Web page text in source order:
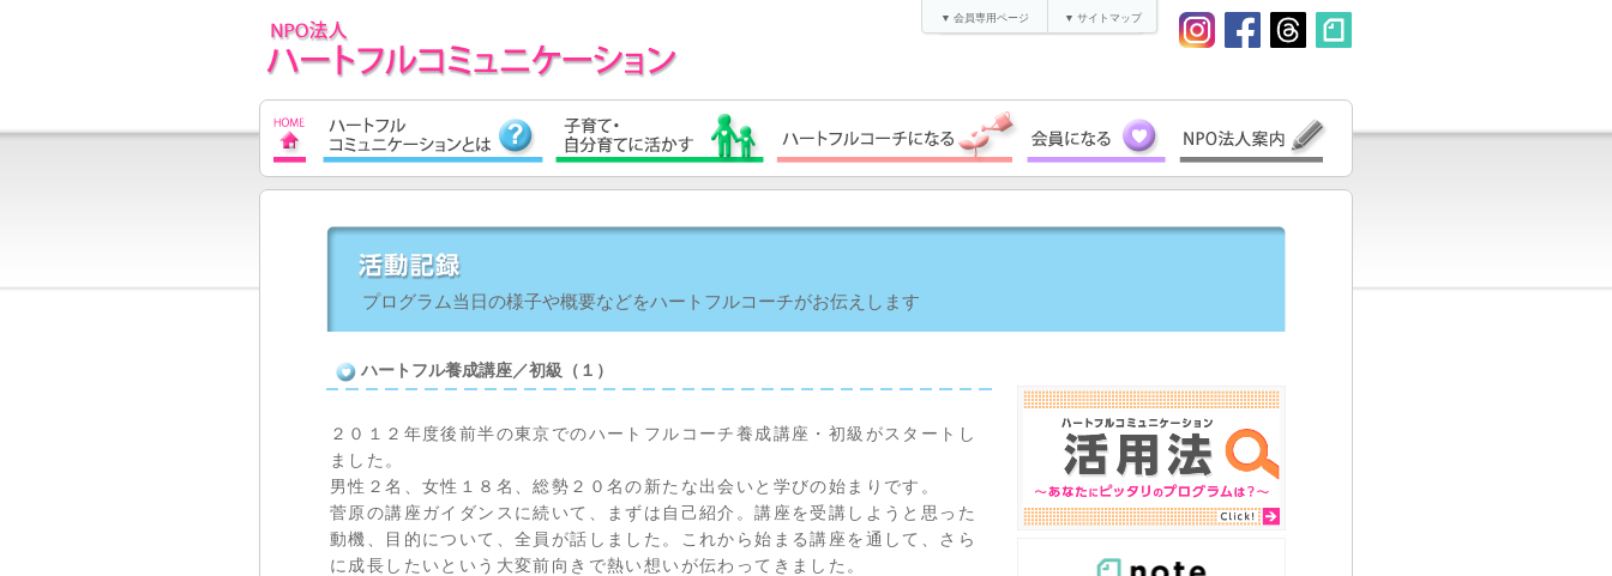
▼ 会員専用ページ ▼ サイトマップ
プログラム当日の様子や概要などをハートフルコーチがお伝えします
ハートフル養成講座／初級（１）
２０１２年度後前半の東京でのハートフルコーチ養成講座・初級がスタートし
ました。
男性２名、女性１８名、総勢２０名の新たな出会いと学びの始まりです。
菅原の講座ガイダンスに続いて、まずは自己紹介。講座を受講しようと思った
動機、目的について、全員が話しました。これから始まる講座を通して、さら
に成長したいという大変前向きで熱い想いが伝わってきました。